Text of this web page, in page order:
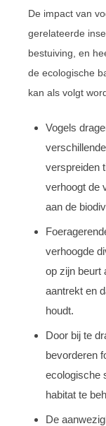
De impact van
gerelateerde
bestuiving, en
de ecologische
kan als volgt
Vogels
verspreiden
verhoogt de
aan de
verhoogde
op zijn beurt
aantrekt en
houdt.
Door bij te
bevorderen
ecologische
habitat te
De